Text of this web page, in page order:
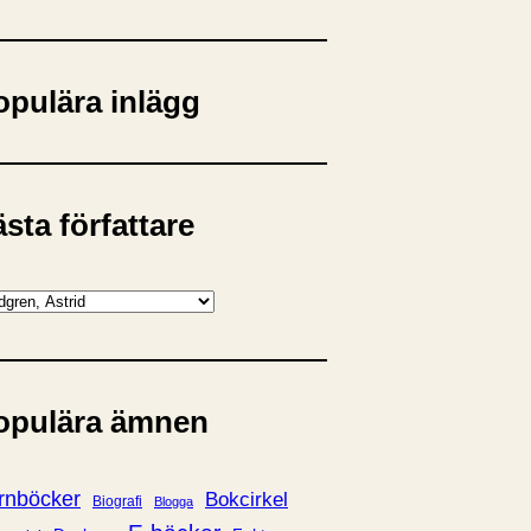
inlägg
författare
ämnen
Biografi Blogga Bokcirkel